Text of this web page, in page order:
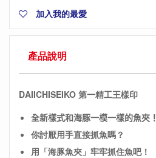
加入我的最愛
產品說明
DAIICHISEIKO 第一精工王樣印
全新樣式和海豚一模一樣的魚夾！
你討厭用手直接抓魚嗎？
用「海豚魚夾」牢牢抓住魚吧！